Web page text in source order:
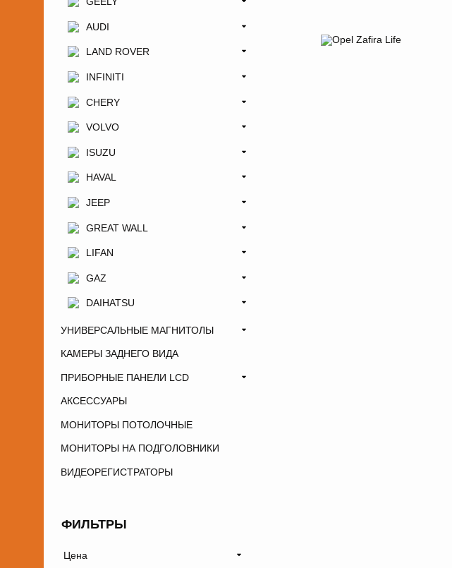
AUDI
LAND ROVER
INFINITI
CHERY
VOLVO
ISUZU
HAVAL
JEEP
GREAT WALL
LIFAN
GAZ
DAIHATSU
УНИВЕРСАЛЬНЫЕ МАГНИТОЛЫ
КАМЕРЫ ЗАДНЕГО ВИДА
ПРИБОРНЫЕ ПАНЕЛИ LCD
АКСЕССУАРЫ
МОНИТОРЫ ПОТОЛОЧНЫЕ
МОНИТОРЫ НА ПОДГОЛОВНИКИ
ВИДЕОРЕГИСТРАТОРЫ
ФИЛЬТРЫ
Цена